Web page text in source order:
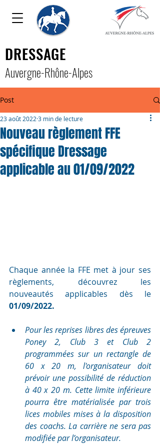
DRESSAGE
Auvergne-Rhône-Alpes
Post
Nouveau règlement FFE
spécifique Dressage
applicable au 01/09/2022
23 août 2022 3 min de lecture
Chaque année la FFE met à jour ses
règlements, découvrez les
01/09/2022.
Pour les reprises libres des épreuves
Poney 2, Club 3 et Club 2
programmées sur un rectangle de
60 x 20 m, l'organisateur doit
prévoir une possibilité de réduction
à 40 x 20 m. Cette limite inférieure
pourra être matérialisée par trois
lices mobiles mises à la disposition
des coachs. La carrière ne sera pas
modifiée par l’organisateur.